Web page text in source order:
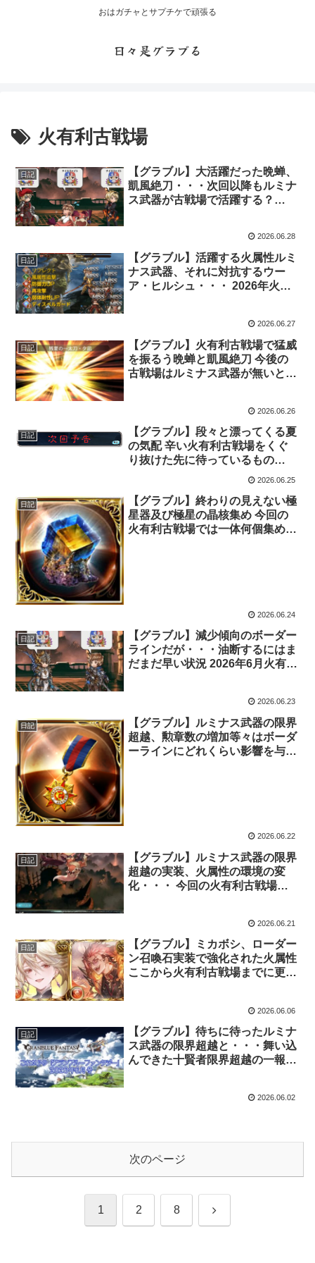
おはガチャとサプチケで頑張る
日々是グラブる
火有利古戦場
日記
【グラブル】大活躍だった晩蝉、
凱風絶刀・・・次回以降もルミナ
ス武器が古戦場で活躍する？
2026.06.28
日記
【グラブル】活躍する火属性ルミ
ナス武器、それに対抗するウー
ア・ヒルシュ・・・ 2026年火有
2026.06.27
日記
【グラブル】火有利古戦場で猛威
を振るう晩蝉と凱風絶刀 今後の
古戦場はルミナス武器が無いと辛
2026.06.26
日記
【グラブル】段々と漂ってくる夏
の気配 辛い火有利古戦場をくぐ
り抜けた先に待っているもの
2026.06.25
日記
【グラブル】終わりの見えない極
星器及び極星の晶核集め 今回の
火有利古戦場では一体何個集める
2026.06.24
日記
【グラブル】減少傾向のボーダー
ラインだが・・・油断するにはま
だまだ早い状況 2026年6月火有利
2026.06.23
日記
【グラブル】ルミナス武器の限界
超越、勲章数の増加等々はボーダ
ーラインにどれくらい影響を与え
2026.06.22
日記
【グラブル】ルミナス武器の限界
超越の実装、火属性の環境の変
化・・・ 今回の火有利古戦場の
2026.06.21
日記
【グラブル】ミカボシ、ローダー
ン召喚石実装で強化された火属性
ここから火有利古戦場までに更に
2026.06.06
日記
【グラブル】待ちに待ったルミナ
ス武器の限界超越と・・・舞い込
んできた十賢者限界超越の一報
2026.06.02
次のページ
1 2 8 次